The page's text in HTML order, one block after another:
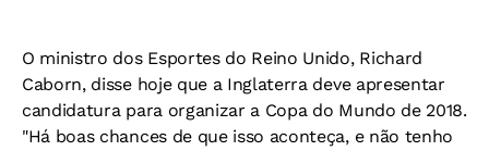
O ministro dos Esportes do Reino Unido, Richard
Caborn, disse hoje que a Inglaterra deve apresentar
candidatura para organizar a Copa do Mundo de 2018.
"Há boas chances de que isso aconteça, e não tenho